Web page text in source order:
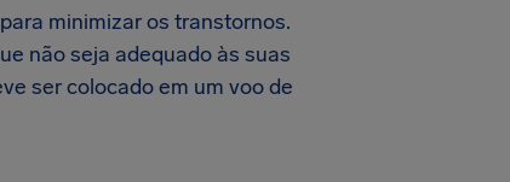
minimizar os transtornos.
não seja adequado às suas
ser colocado em um voo de